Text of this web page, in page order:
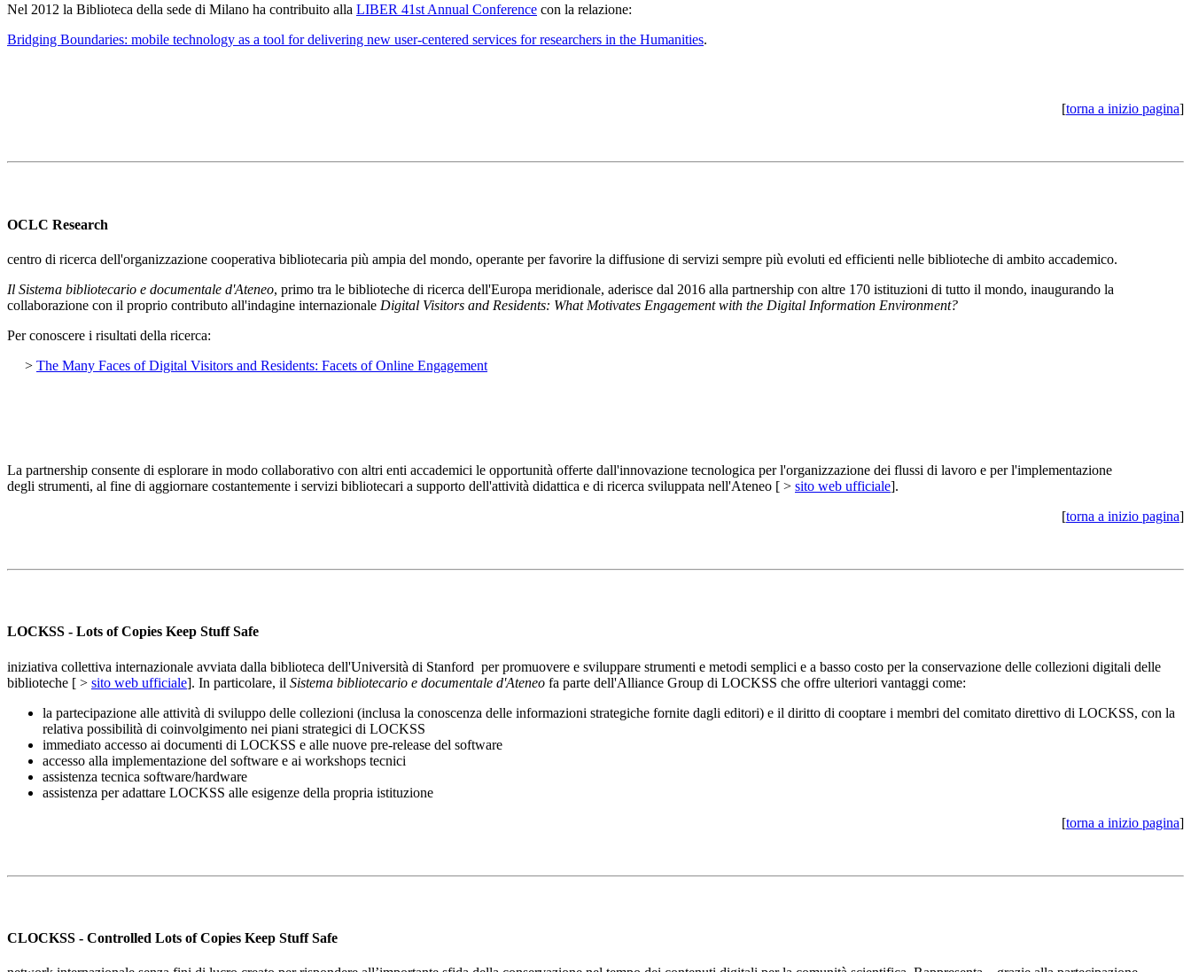
Nel 2012 la Biblioteca della sede di Milano ha contribuito alla LIBER 41st Annual Conference con la relazione:
Bridging Boundaries: mobile technology as a tool for delivering new user-centered services for researchers in the Humanities.
[torna a inizio pagina]
OCLC Research
centro di ricerca dell'organizzazione cooperativa bibliotecaria più ampia del mondo, operante per favorire la diffusione di servizi sempre più evoluti ed efficienti nelle biblioteche di ambito accademico.
Il Sistema bibliotecario e documentale d'Ateneo, primo tra le biblioteche di ricerca dell'Europa meridionale, aderisce dal 2016 alla partnership con altre 170 istituzioni di tutto il mondo, inaugurando la
collaborazione con il proprio contributo all'indagine internazionale Digital Visitors and Residents: What Motivates Engagement with the Digital Information Environment?
Per conoscere i risultati della ricerca:
> The Many Faces of Digital Visitors and Residents: Facets of Online Engagement
La partnership consente di esplorare in modo collaborativo con altri enti accademici le opportunità offerte dall'innovazione tecnologica per l'organizzazione dei flussi di lavoro e per l'implementazione
degli strumenti, al fine di aggiornare costantemente i servizi bibliotecari a supporto dell'attività didattica e di ricerca sviluppata nell'Ateneo [ > sito web ufficiale].
[torna a inizio pagina]
LOCKSS - Lots of Copies Keep Stuff Safe
iniziativa collettiva internazionale avviata dalla biblioteca dell'Università di Stanford per promuovere e sviluppare strumenti e metodi semplici e a basso costo per la conservazione delle collezioni digitali delle
biblioteche [ > sito web ufficiale]. In particolare, il Sistema bibliotecario e documentale d'Ateneo fa parte dell'Alliance Group di LOCKSS che offre ulteriori vantaggi come:
la partecipazione alle attività di sviluppo delle collezioni (inclusa la conoscenza delle informazioni strategiche fornite dagli editori) e il diritto di cooptare i membri del comitato direttivo di LOCKSS, con la
relativa possibilità di coinvolgimento nei piani strategici di LOCKSS
immediato accesso ai documenti di LOCKSS e alle nuove pre-release del software
accesso alla implementazione del software e ai workshops tecnici
assistenza tecnica software/hardware
assistenza per adattare LOCKSS alle esigenze della propria istituzione
[torna a inizio pagina]
CLOCKSS - Controlled Lots of Copies Keep Stuff Safe